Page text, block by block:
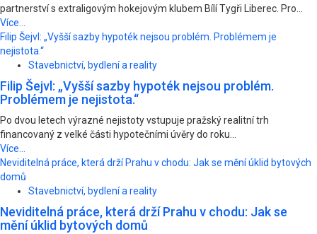
partnerství s extraligovým hokejovým klubem Bílí Tygři Liberec. Pro...
Více...
Filip Šejvl: „Vyšší sazby hypoték nejsou problém. Problémem je
nejistota.“
Stavebnictví, bydlení a reality
Filip Šejvl: „Vyšší sazby hypoték nejsou problém.
Problémem je nejistota.“
Po dvou letech výrazné nejistoty vstupuje pražský realitní trh
financovaný z velké části hypotečními úvěry do roku...
Více...
Neviditelná práce, která drží Prahu v chodu: Jak se mění úklid bytových
domů
Stavebnictví, bydlení a reality
Neviditelná práce, která drží Prahu v chodu: Jak se
mění úklid bytových domů